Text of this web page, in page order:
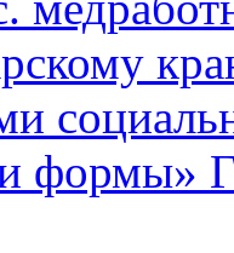
формы»